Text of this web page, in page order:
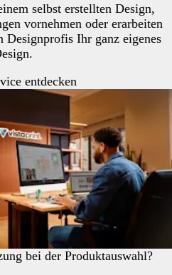
selbst erstellten Design,
vornehmen oder erarbeiten
Designprofis Ihr ganz eigenes
entdecken
bei der Produktauswahl?